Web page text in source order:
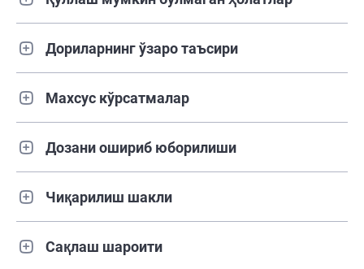
Дориларнинг ўзаро таъсири
Махсус кўрсатмалар
Дозани ошириб юборилиши
Чиқарилиш шакли
Сақлаш шароити